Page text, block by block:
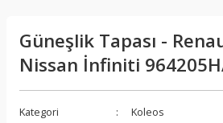
Güneşlik Tapası -
Nissan İnfiniti
Kategori
Koleos